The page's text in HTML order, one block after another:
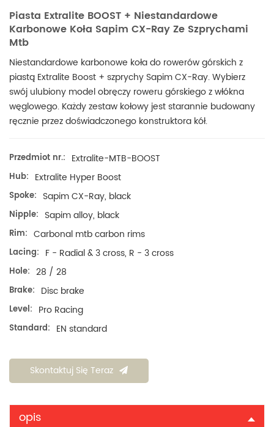
Piasta Extralite BOOST + Niestandardowe
Karbonowe Koła Sapim CX-Ray Ze Szprychami
Mtb
Niestandardowe karbonowe koła do rowerów górskich z
piastą Extralite Boost + szprychy Sapim CX-Ray.Wybierz
swój ulubiony model obręczy roweru górskiego z włókna
węglowego. Każdy zestaw kołowy jest starannie budowany
ręcznie przez doświadczonego konstruktora kół.
Przedmiot nr.: Extralite-MTB-BOOST
Hub: Extralite Hyper Boost
Spoke: Sapim CX-Ray, black
Nipple: Sapim alloy, black
Rim: Carbonal mtb carbon rims
Lacing: F - Radial & 3 cross, R - 3 cross
Hole: 28 / 28
Brake: Disc brake
Level: Pro Racing
Standard: EN standard
Skontaktuj Się Teraz
opis